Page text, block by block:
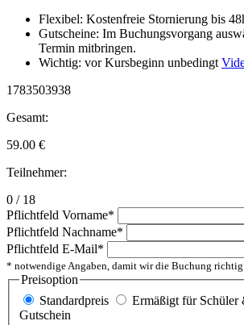
Flexibel: Kostenfreie Stornierung bis
Gutscheine: Im Buchungsvorgang
Termin mitbringen.
Wichtig: vor Kursbeginn unbedingt
1783503938
Gesamt:
59.00 €
Teilnehmer:
0 / 18
Pflichtfeld Vorname*
Pflichtfeld Nachname*
Pflichtfeld E-Mail*
* notwendige Angaben, damit wir die Buchung
Preisoption
Standardpreis
Ermäßigt für Schüler
Gutschein